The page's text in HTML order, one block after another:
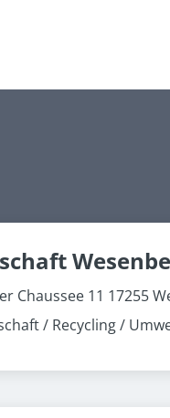
Chaussee 11 17255
/ Recycling /